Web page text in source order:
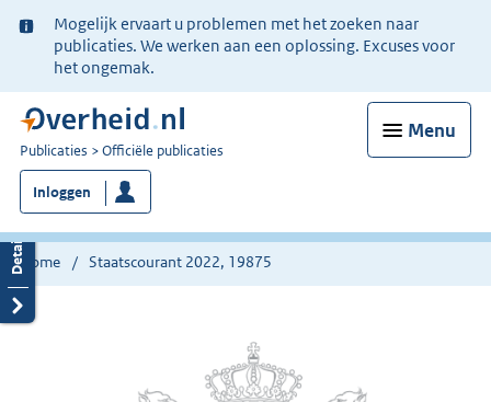
Ter
informatie:
Mogelijk ervaart u problemen met het zoeken naar
publicaties. We werken aan een oplossing. Excuses voor
het ongemak.
Menu
U
bent
nu
hier:
Publicaties Officiële publicaties
Inloggen
Home Staatscourant 2022, 19875